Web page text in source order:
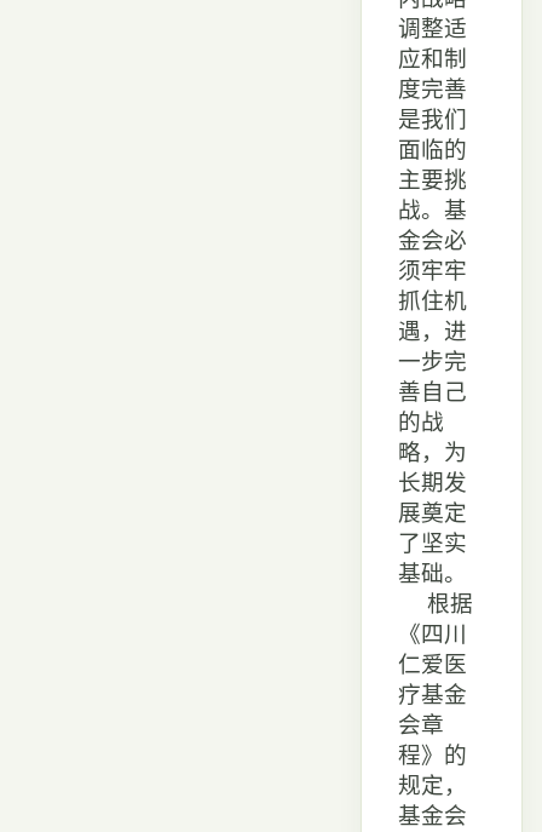
调整适
应和制
度完善
是我们
面临的
主要挑
战。基
金会必
须牢牢
抓住机
遇，进
一步完
善自己
的战
略，为
长期发
展奠定
了坚实
基础。
根据
《四川
仁爱医
疗基金
会章
程》的
规定，
基金会